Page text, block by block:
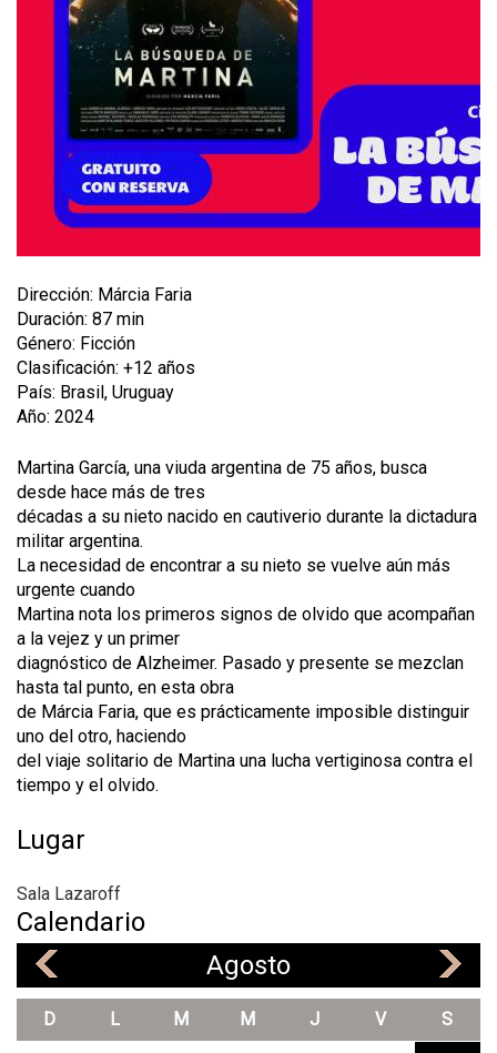
Dirección: Márcia Faria
Duración: 87 min
Género: Ficción
Clasificación: +12 años
País: Brasil, Uruguay
Año: 2024
Martina García, una viuda argentina de 75 años, busca
desde hace más de tres
décadas a su nieto nacido en cautiverio durante la dictadura
militar argentina.
La necesidad de encontrar a su nieto se vuelve aún más
urgente cuando
Martina nota los primeros signos de olvido que acompañan
a la vejez y un primer
diagnóstico de Alzheimer. Pasado y presente se mezclan
hasta tal punto, en esta obra
de Márcia Faria, que es prácticamente imposible distinguir
uno del otro, haciendo
del viaje solitario de Martina una lucha vertiginosa contra el
tiempo y el olvido.
Lugar
Sala Lazaroff
Calendario
Agosto
D L M M J V S